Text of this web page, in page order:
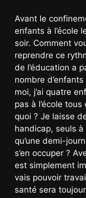
Avant le
enfants à l’école
soir. Comment
reprendre ce
de l’éducation a
nombre
moi, j’ai quatre
pas à l’école
quoi ? Je laisse
handicap, seuls à
qu’une demi-
s’en occuper ?
est simplement
vais pouvoir
santé sera